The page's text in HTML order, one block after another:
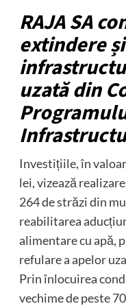
RAJA SA
extindere
uzată din
Investițiile, în
lei, vizează
264 de străzi din
reabilitarea
alimentare cu apă,
refulare a apelor
Prin înlocuirea
vechime de peste